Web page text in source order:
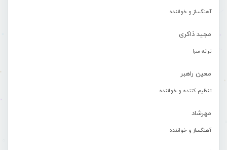
آهنگساز و خواننده
مجید ذاکری
ترانه سرا
معین راهبر
تنظیم کننده و خواننده
مهرشاد
آهنگساز و خواننده